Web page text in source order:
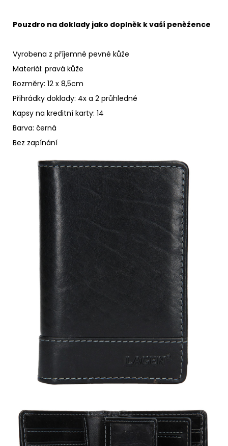
Pouzdro na doklady jako doplněk k vaší peněžence
Vyrobena z příjemné pevné kůže
Materiál: pravá kůže
Rozměry: 12 x 8,5cm
Přihrádky doklady: 4x a 2 průhledné
Kapsy na kreditní karty: 14
Barva: černá
Bez zapínání